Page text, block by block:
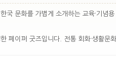
국 문화를 가볍게 소개하는 교육·기념
페이퍼 굿즈입니다. 전통 회화·생활문